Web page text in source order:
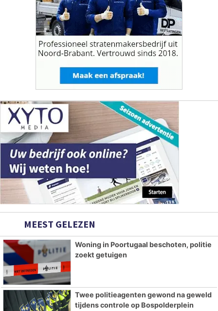
MEEST GELEZEN
Woning in Poortugaal beschoten, politie
zoekt getuigen
Twee politieagenten gewond na geweld
tijdens controle op Bospolderplein